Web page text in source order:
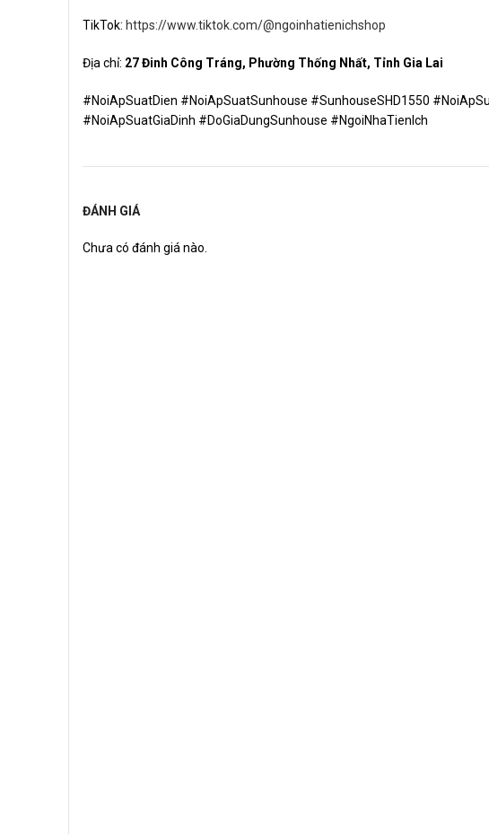
TikTok: https://www.tiktok.com/@ngoinhatienichshop
Địa chỉ: 27 Đinh Công Tráng, Phường Thống Nhất, Tỉnh Gia Lai
#NoiApSuatDien #NoiApSuatSunhouse #SunhouseSHD1550
#NoiApSuatGiaDinh #DoGiaDungSunhouse #NgoiNhaTienIch
ĐÁNH GIÁ
Chưa có đánh giá nào.